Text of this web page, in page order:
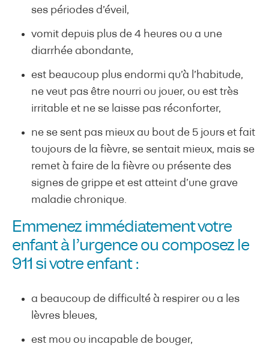
ses périodes d’éveil,
vomit depuis plus de 4 heures ou a une
diarrhée abondante,
est beaucoup plus endormi qu’à l’habitude,
ne veut pas être nourri ou jouer, ou est très
irritable et ne se laisse pas réconforter,
ne se sent pas mieux au bout de 5 jours et fait
toujours de la fièvre, se sentait mieux, mais se
remet à faire de la fièvre ou présente des
signes de grippe et est atteint d’une grave
maladie chronique.
Emmenez immédiatement votre
enfant à l’urgence ou composez le
911 si votre enfant :
a beaucoup de difficulté à respirer ou a les
lèvres bleues,
est mou ou incapable de bouger,